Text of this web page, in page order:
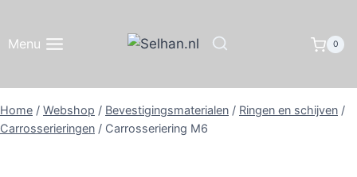
inhoud
Menu 0
Home / Webshop / Bevestigingsmaterialen / Ringen en schijven /
Carrosserieringen / Carrosseriering M6